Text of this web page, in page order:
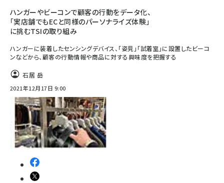
ハンガーやビーコンで顧客の行動をデータ化、
「実店舗でもECと同様のパーソナライズ体験」
に挑むTSIの取り組み
ハンガーに装着したセンシングデバイス、「姿見」「試着室」に設置したビーコ
ンなどから、顧客の行動情報や商品に対する興味度を把握する
石居 岳
2021年12月17日 9:00